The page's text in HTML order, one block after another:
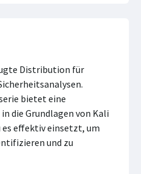
Distribution für
bietet eine
die Grundlagen von Kali
es effektiv einsetzt, um
und zu